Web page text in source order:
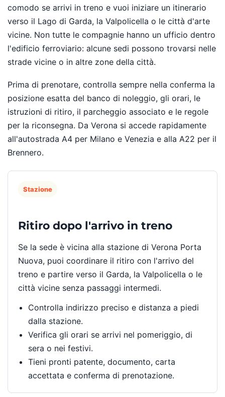
comodo se arrivi in treno e vuoi iniziare un itinerario
verso il Lago di Garda, la Valpolicella o le città d'arte
vicine. Non tutte le compagnie hanno un ufficio dentro
l'edificio ferroviario: alcune sedi possono trovarsi nelle
strade vicine o in altre zone della città.
Prima di prenotare, controlla sempre nella conferma la
posizione esatta del banco di noleggio, gli orari, le
istruzioni di ritiro, il parcheggio associato e le regole
per la riconsegna. Da Verona si accede rapidamente
all'autostrada A4 per Milano e Venezia e alla A22 per il
Brennero.
Stazione
Ritiro dopo l'arrivo in treno
Se la sede è vicina alla stazione di Verona Porta
Nuova, puoi coordinare il ritiro con l'arrivo del
treno e partire verso il Garda, la Valpolicella o le
città vicine senza passaggi intermedi.
Controlla indirizzo preciso e distanza a piedi
dalla stazione.
Verifica gli orari se arrivi nel pomeriggio, di
sera o nei festivi.
Tieni pronti patente, documento, carta
accettata e conferma di prenotazione.